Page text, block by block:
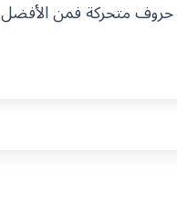
حروف متحركة فمن الأفضل